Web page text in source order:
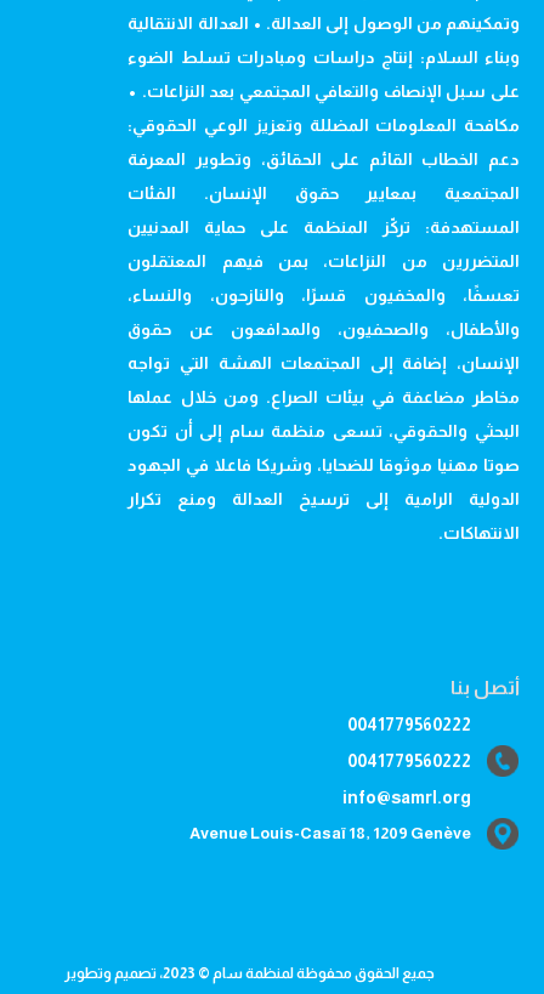
وتمكينهم من الوصول إلى العدالة. • العدالة الانتقالية
وبناء السلام: إنتاج دراسات ومبادرات تسلط الضوء
على سبل الإنصاف والتعافي المجتمعي بعد النزاعات. •
مكافحة المعلومات المضللة وتعزيز الوعي الحقوقي:
دعم الخطاب القائم على الحقائق، وتطوير المعرفة
المجتمعية بمعايير حقوق الإنسان. الفئات
المستهدفة: تركّز المنظمة على حماية المدنيين
المتضررين من النزاعات، بمن فيهم المعتقلون
تعسفًا، والمخفيون قسرًا، والنازحون، والنساء،
والأطفال، والصحفيون، والمدافعون عن حقوق
الإنسان، إضافة إلى المجتمعات الهشة التي تواجه
مخاطر مضاعفة في بيئات الصراع. ومن خلال عملها
البحثي والحقوقي، تسعى منظمة سام إلى أن تكون
صوتا مهنيا موثوقا للضحايا، وشريكا فاعلا في الجهود
الدولية الرامية إلى ترسيخ العدالة ومنع تكرار
الانتهاكات.
أتصل بنا
0041779560222
0041779560222
info@samrl.org
Avenue Louis-Casaï 18, 1209 Genève
جميع الحقوق محفوظة لمنظمة سام © 2023، تصميم وتطوير